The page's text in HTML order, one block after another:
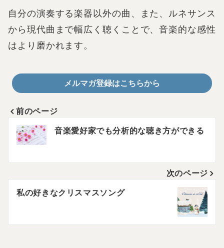
自分の演奏する楽器以外の曲、また、ルネサンス
から現代曲まで幅広く聴くことで、音楽的な感性
はより磨かれます。
メルマガ登録はこちらから
投
稿
ナ
ビ
前のページ
音楽愛好家でも分析的な聴き方ができる
次のページ
私の好きなクリスマスソング